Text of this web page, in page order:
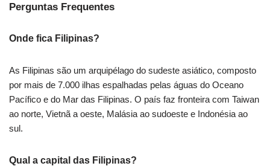
Perguntas Frequentes
Onde fica Filipinas?
As Filipinas são um arquipélago do sudeste asiático, composto
por mais de 7.000 ilhas espalhadas pelas águas do Oceano
Pacífico e do Mar das Filipinas. O país faz fronteira com Taiwan
ao norte, Vietnã a oeste, Malásia ao sudoeste e Indonésia ao
sul.
Qual a capital das Filipinas?